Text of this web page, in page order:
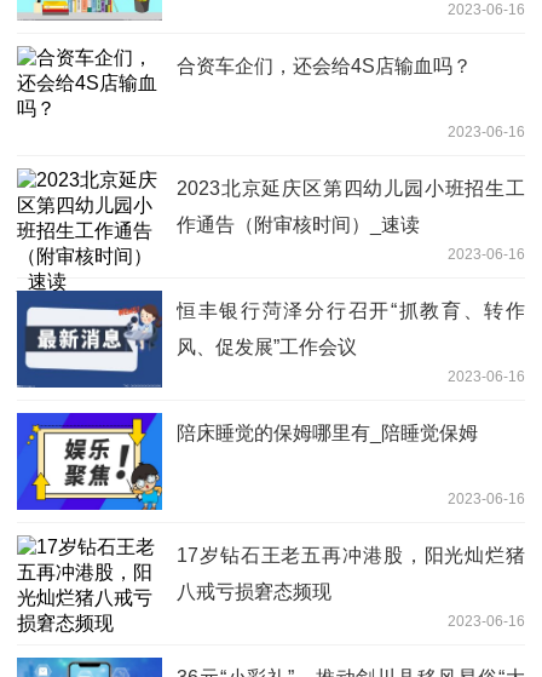
2023-06-16
合资车企们，还会给4S店输血吗？
2023-06-16
2023北京延庆区第四幼儿园小班招生工
作通告（附审核时间）_速读
2023-06-16
恒丰银行菏泽分行召开“抓教育、转作
风、促发展”工作会议
2023-06-16
陪床睡觉的保姆哪里有_陪睡觉保姆
2023-06-16
17岁钻石王老五再冲港股，阳光灿烂猪
八戒亏损窘态频现
2023-06-16